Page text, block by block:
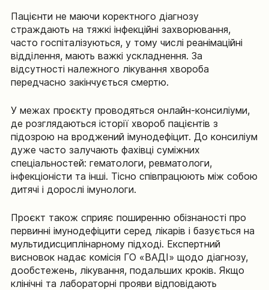
Пацієнти не маючи коректного діагнозу
страждають на тяжкі інфекційні захворювання,
часто госпіталізуються, у тому числі реанімаційні
відділення, мають важкі ускладнення. За
відсутності належного лікування хвороба
передчасно закінчується смертю.
У межах проєкту проводяться онлайн-консиліуми,
де розглядаються історії хвороб пацієнтів з
підозрою на вроджений імунодефіцит. До консиліум
дуже часто залучають фахівці суміжних
спеціальностей: гематологи, ревматологи,
інфекціоністи та інші. Тісно співпрацюють між собою
дитячі і дорослі імунологи.
Проєкт також сприяє поширенню обізнаності про
первинні імунодефіцити серед лікарів і базується на
мультидисциплінарному підході. Експертний
висновок надає комісія ГО «ВАДІ» щодо діагнозу,
дообстежень, лікування, подальших кроків. Якщо
клінічні та лабораторні прояви відповідають